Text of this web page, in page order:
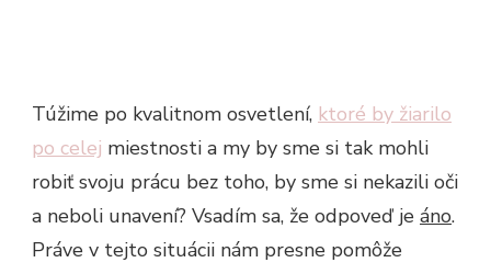
Túžime po kvalitnom osvetlení, ktoré by žiarilo
po celej miestnosti a my by sme si tak mohli
robiť svoju prácu bez toho, by sme si nekazili oči
a neboli unavení? Vsadím sa, že odpoveď je áno.
Práve v tejto situácii nám presne pomôže